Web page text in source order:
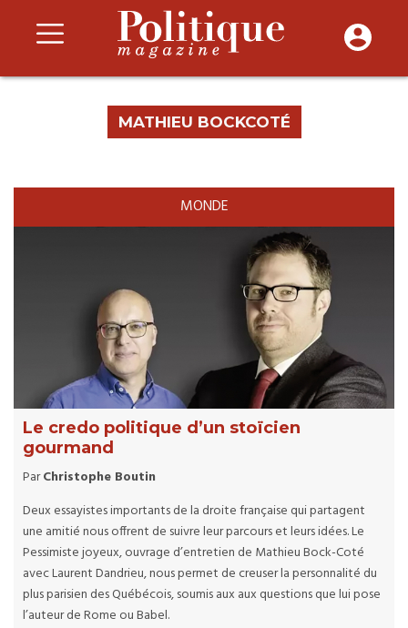
MATHIEU BOCKCOTÉ
MONDE
Le credo politique d’un stoïcien
gourmand
ParChristophe Boutin
Deux essayistes importants de la droite française qui partagent
une amitié nous offrent de suivre leur parcours et leurs idées. Le
Pessimiste joyeux, ouvrage d’entretien de Mathieu Bock-Coté
avec Laurent Dandrieu, nous permet de creuser la personnalité du
plus parisien des Québécois, soumis aux aux questions que lui pose
l’auteur de Rome ou Babel.